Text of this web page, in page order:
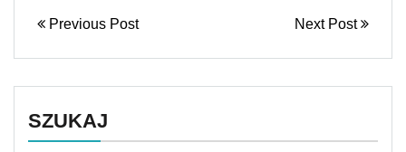
Previous Post Next Post
SZUKAJ